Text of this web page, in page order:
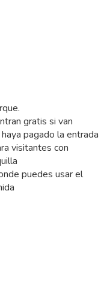
gratis si van
pagado la entrada
visitantes con
puedes usar el